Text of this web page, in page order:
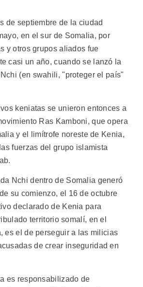
de septiembre de la ciudad
en el sur de Somalia, por
y otros grupos aliados fue
casi un año, cuando se lanzó la
(en swahili, "proteger el país"
keniatas se unieron entonces a
Ras Kamboni, que opera
y el limítrofe noreste de Kenia,
fuerzas del grupo islamista
Nchi dentro de Somalia generó
su comienzo, el 16 de octubre
declarado de Kenia para
territorio somalí, en el
es el de perseguir a las milicias
de crear inseguridad en
es responsabilizado de